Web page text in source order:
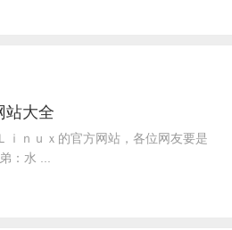
站大全
ｉｎｕｘ的官方网站，各位网友要是
：水 ...